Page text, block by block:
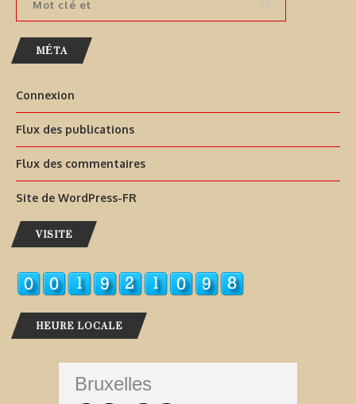
MÉTA
Connexion
Flux des publications
Flux des commentaires
Site de WordPress-FR
VISITE
HEURE LOCALE
Bruxelles